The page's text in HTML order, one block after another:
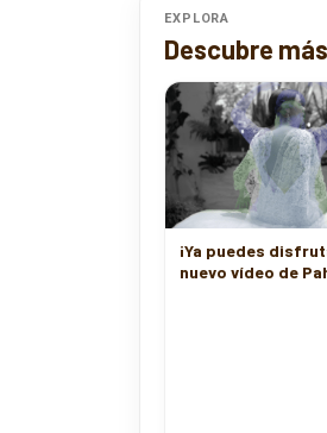
EXPLORA
Descubre
¡Ya puedes
nuevo vídeo de